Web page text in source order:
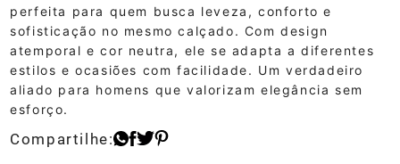
perfeita para quem busca leveza, conforto e
sofisticação no mesmo calçado. Com design
atemporal e cor neutra, ele se adapta a diferentes
estilos e ocasiões com facilidade. Um verdadeiro
aliado para homens que valorizam elegância sem
esforço.